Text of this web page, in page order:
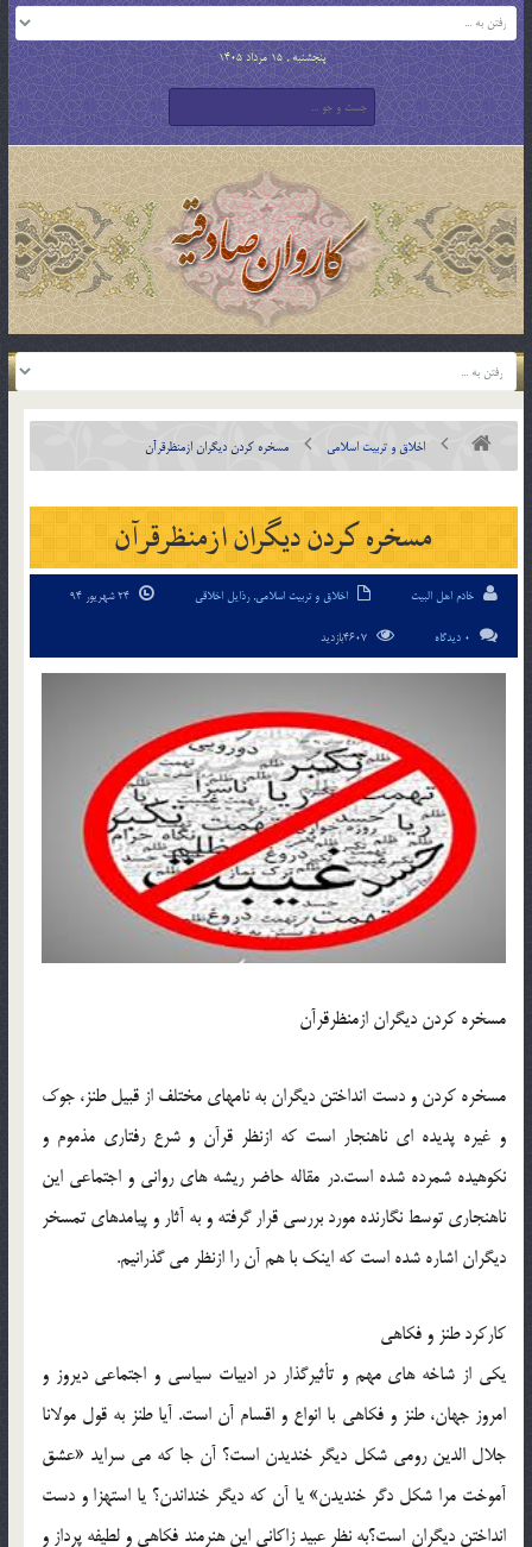
پنجشنبه , 15 مرداد 1405
اخلاق و تربیت اسلامی مسخره كردن ديگران ازمنظرقرآن
مسخره كردن ديگران ازمنظرقرآن
خادم اهل البیت اخلاق و تربیت اسلامی,رذایل اخلاقی
0 دیدگاه
مسخره كردن ديگران ازمنظرقرآن
مسخره كردن و دست انداختن ديگران به نامهاي مختلف از قبيل طنز، جوك
و غيره پديده اي ناهنجار است كه ازنظر قرآن و شرع رفتاري مذموم و
نكوهيده شمرده شده است.در مقاله حاضر ريشه هاي رواني و اجتماعي اين
ناهنجاري توسط نگارنده مورد بررسي قرار گرفته و به آثار و پيامدهاي تمسخر
ديگران اشاره شده است كه اينك با هم آن را ازنظر مي گذرانيم.
كاركرد طنز و فكاهي
يكي از شاخه هاي مهم و تأثيرگذار در ادبيات سياسي و اجتماعي ديروز و
امروز جهان، طنز و فكاهي با انواع و اقسام آن است. آيا طنز به قول مولانا
جلال الدين رومي شكل ديگر خنديدن است؟ آن جا كه مي سرايد «عشق
آموخت مرا شكل دگر خنديدن» يا آن كه ديگر خنداندن؟ يا استهزا و دست
انداختن ديگران است؟به نظر عبيد زاكاني اين هنرمند فكاهي و لطيفه پرداز و